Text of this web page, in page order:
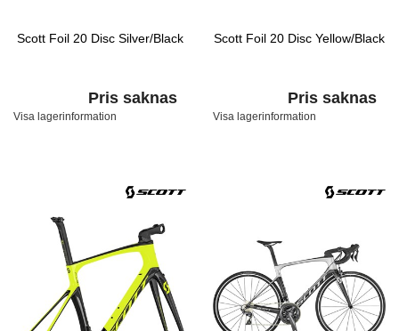
Scott Foil 20 Disc Silver/Black
Pris saknas
Visa lagerinformation
Scott Foil 20 Disc Yellow/Black
Pris saknas
Visa lagerinformation